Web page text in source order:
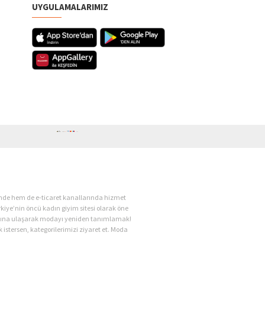
UYGULAMALARIMIZ
hem de e-ticaret kanallarında hizmet
öncü kadın giyim sitesi olarak öne
ulaşarak modayı yeniden tanımlamak!
istersen, kategorilerimizi ziyaret et. Moda